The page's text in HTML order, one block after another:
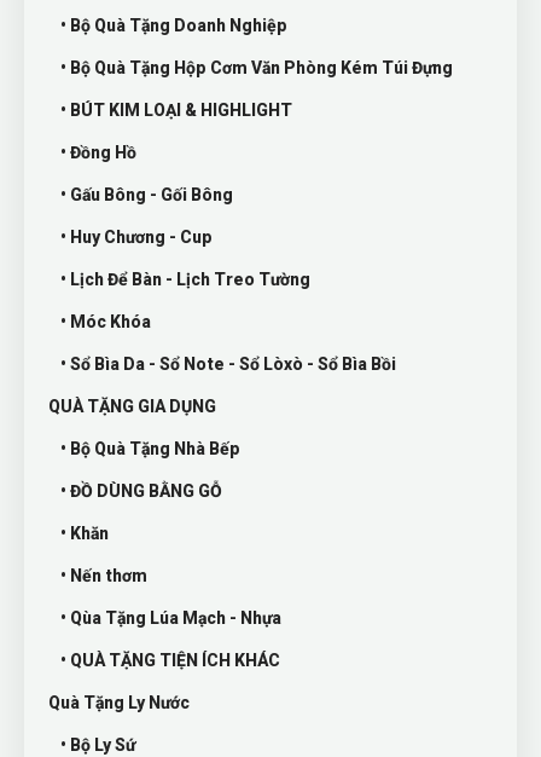
• Bộ Quà Tặng Doanh Nghiệp
• Bộ Quà Tặng Hộp Cơm Văn Phòng Kém Túi Đựng
• BÚT KIM LOẠI & HIGHLIGHT
• Đồng Hồ
• Gấu Bông - Gối Bông
• Huy Chương - Cup
• Lịch Để Bàn - Lịch Treo Tường
• Móc Khóa
• Sổ Bìa Da - Sổ Note - Sổ Lòxò - Sổ Bìa Bồi
QUÀ TẶNG GIA DỤNG
• Bộ Quà Tặng Nhà Bếp
• ĐỒ DÙNG BẰNG GỖ
• Khăn
• Nến thơm
• Qùa Tặng Lúa Mạch - Nhựa
• QUÀ TẶNG TIỆN ÍCH KHÁC
Quà Tặng Ly Nước
• Bộ Ly Sứ